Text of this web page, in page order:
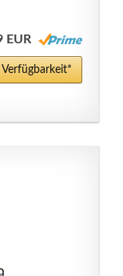
EUR
Verfügbarkeit*